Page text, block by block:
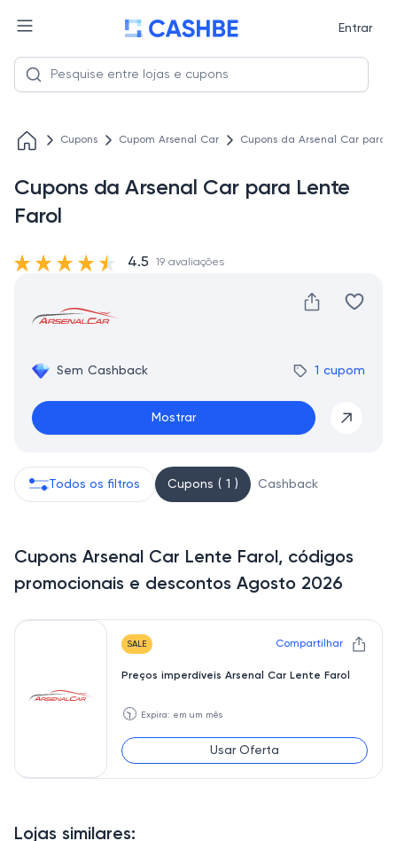
Entrar
Cupons Cupom Arsenal Car Cupons da Arsenal Car para
Cupons da Arsenal Car para Lente
Farol
Sem Cashback 1 cupom
Mostrar
4.5 19 avaliações
Lojas similares:
Todos os filtros Cupons ( 1 ) Cashback
Cupons Arsenal Car Lente Farol, códigos
promocionais e descontos Agosto 2026
SALE Compartilhar
Preços imperdíveis Arsenal Car Lente Farol
🕥 Expira: em um mês
Usar Oferta